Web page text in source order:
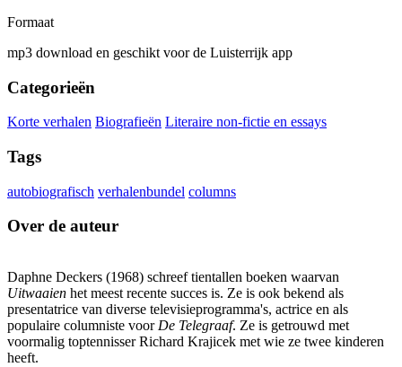
Formaat
mp3 download en geschikt voor de Luisterrijk app
Categorieën
Korte verhalen Biografieën Literaire non-fictie en essays
Tags
autobiografisch verhalenbundel columns
Over de auteur
Daphne Deckers (1968) schreef tientallen boeken waarvan
Uitwaaien het meest recente succes is. Ze is ook bekend als
presentatrice van diverse televisieprogramma's, actrice en als
populaire columniste voor De Telegraaf. Ze is getrouwd met
voormalig toptennisser Richard Krajicek met wie ze twee kinderen
heeft.